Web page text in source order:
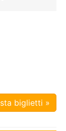
biglietti »